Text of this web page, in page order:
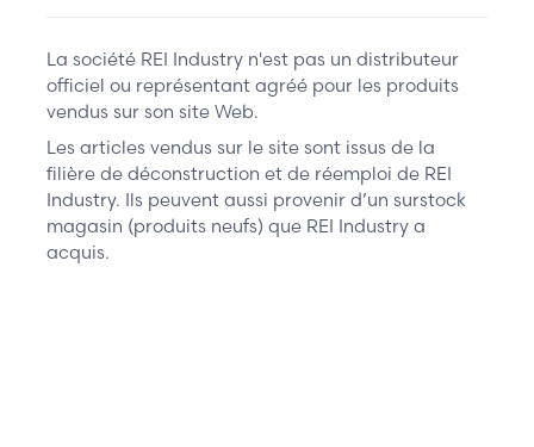
La société REI Industry n'est pas un distributeur
officiel ou représentant agréé pour les produits
vendus sur son site Web.
Les articles vendus sur le site sont issus de la
filière de déconstruction et de réemploi de REI
Industry. Ils peuvent aussi provenir d’un surstock
magasin (produits neufs) que REI Industry a
acquis.